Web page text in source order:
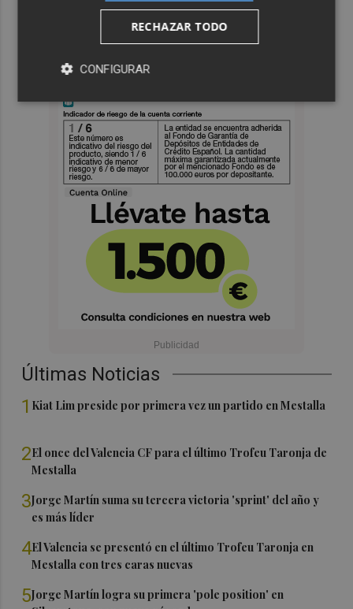
Últimas Noticias
1 Kiat Lim preside por primera vez un partido en Mestalla
2El once del Valencia CF para el último Trofeu Taronja de
Mestalla
3Jorge Martín suma su tercera victoria 'sprint' del año y
es más líder
4El Valencia se presentó en el último Trofeu Taronja en
Mestalla con tres caras nuevas
5Jorge Martín logra su primera 'pole position' en
RECHAZAR TODO
CONFIGURAR